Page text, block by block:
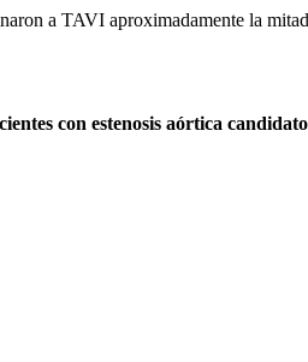
a TAVI aproximadamente la
con estenosis aórtica